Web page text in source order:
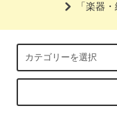
「楽器